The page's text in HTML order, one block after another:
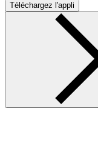
Téléchargez l'appli